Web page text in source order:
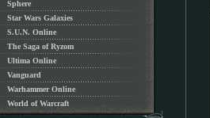
Sphere
Star Wars Galaxies
S.U.N. Online
The Saga of Ryzom
Ultima Online
Vanguard
Warhammer Online
World of Warcraft